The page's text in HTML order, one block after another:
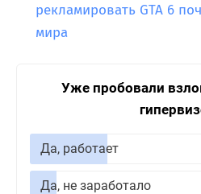
рекламировать GTA 6
мира
Уже пробовали
Да, работает
Да, не заработало